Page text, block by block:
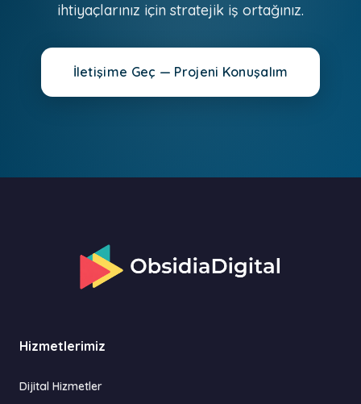
ihtiyaçlarınız için stratejik iş ortağınız.
İletişime Geç — Projeni Konuşalım
Hizmetlerimiz
Dijital Hizmetler